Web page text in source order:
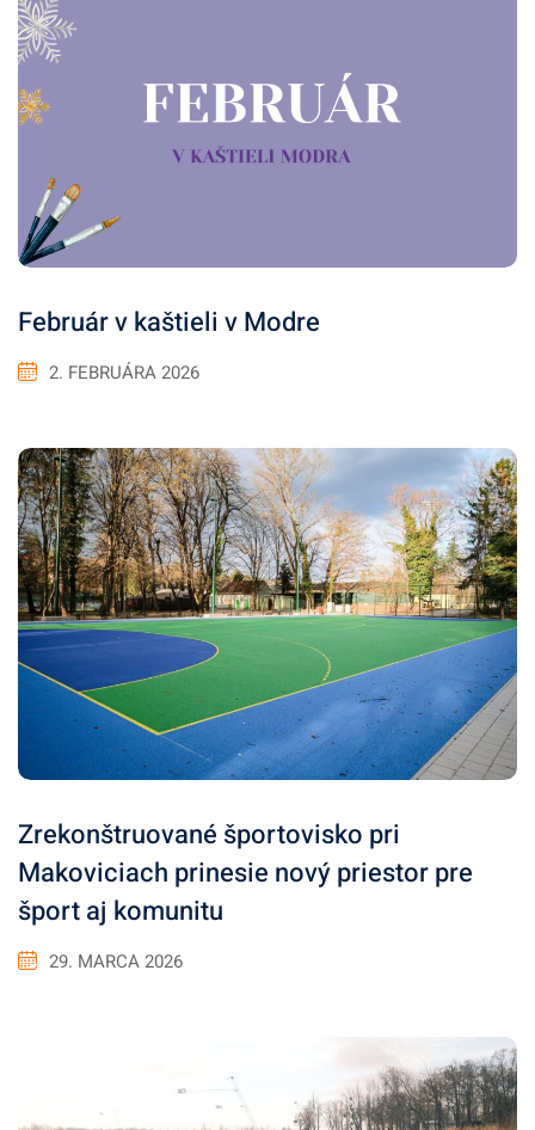
Február v kaštieli v Modre
2. FEBRUÁRA 2026
Zrekonštruované športovisko pri
Makoviciach prinesie nový priestor pre
šport aj komunitu
29. MARCA 2026